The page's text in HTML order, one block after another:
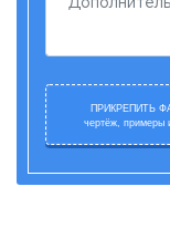
ПРИКРЕПИТЬ
чертёж, примеры